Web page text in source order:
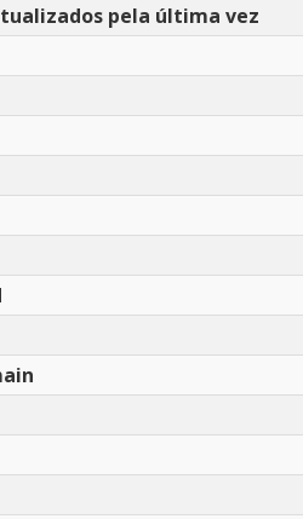
pela última vez